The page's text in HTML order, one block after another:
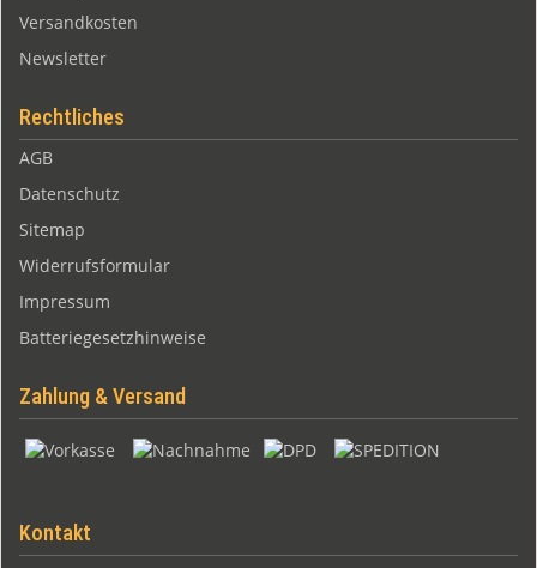
Versandkosten
Newsletter
Rechtliches
AGB
Datenschutz
Sitemap
Widerrufsformular
Impressum
Batteriegesetzhinweise
Zahlung & Versand
Kontakt